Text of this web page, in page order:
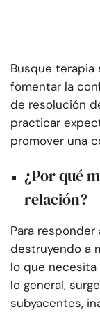
Busque terapia
fomentar la
de resolución
practicar
promover una
¿Por qué
relación?
Para responder
destruyendo a
lo que necesita
lo general,
subyacentes,